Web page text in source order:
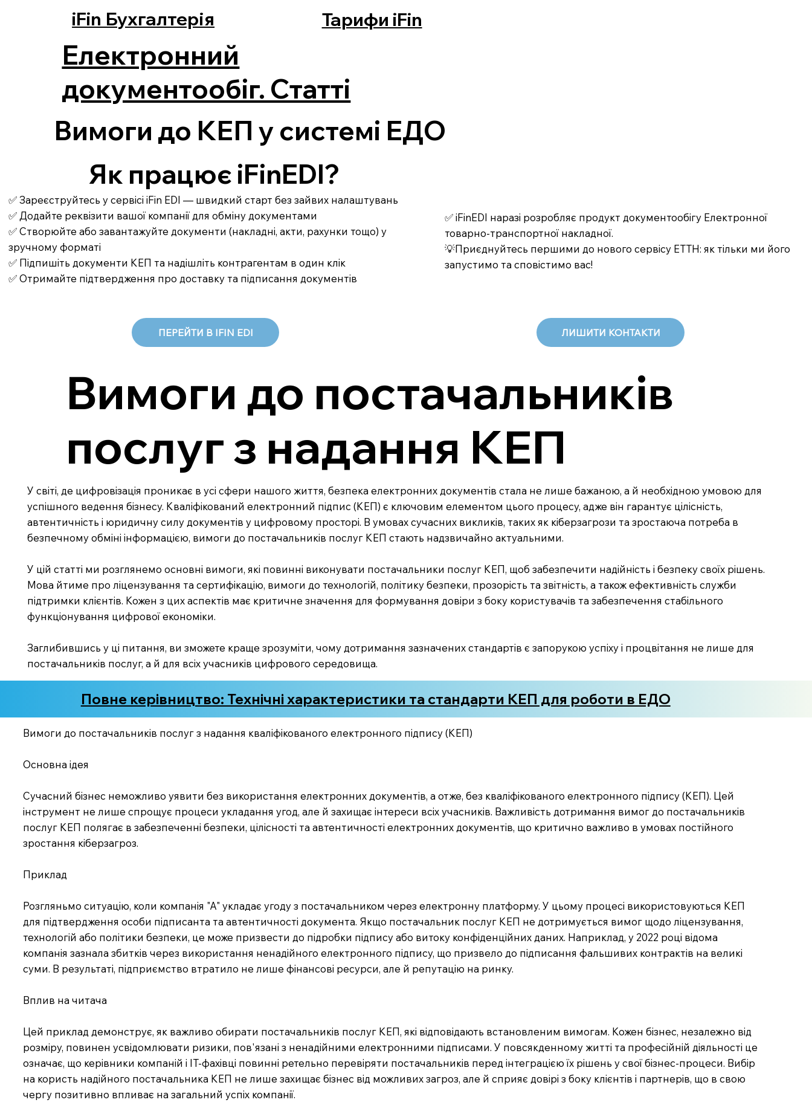
iFin Бухгалтерія Тарифи iFin
Електронний
документообіг. Статті
Вимоги до КЕП у системі ЕДО
✅ Зареєструйтесь у сервісі iFin EDI — швидкий старт без зайвих налаштувань
✅ Додайте реквізити вашої компанії для обміну документами
✅ Створюйте або завантажуйте документи (накладні, акти, рахунки тощо) у
зручному форматі
✅ Підпишіть документи КЕП та надішліть контрагентам в один клік
✅ Отримайте підтвердження про доставку та підписання документів
Як працює iFinEDI?
ПЕРЕЙТИ В IFIN EDI
✅ iFinEDI наразі розробляє продукт документообігу Електронної
товарно-транспортної накладної.
💡Приєднуйтесь першими до нового сервісу ЕТТН: як тільки ми його
запустимо та сповістимо вас!
ЛИШИТИ КОНТАКТИ
Вимоги до постачальників
послуг з надання КЕП
У світі, де цифровізація проникає в усі сфери нашого життя, безпека електронних документів стала не лише бажаною, а й необхідною умовою для
успішного ведення бізнесу. Кваліфікований електронний підпис (КЕП) є ключовим елементом цього процесу, адже він гарантує цілісність,
автентичність і юридичну силу документів у цифровому просторі. В умовах сучасних викликів, таких як кіберзагрози та зростаюча потреба в
безпечному обміні інформацією, вимоги до постачальників послуг КЕП стають надзвичайно актуальними.
У цій статті ми розглянемо основні вимоги, які повинні виконувати постачальники послуг КЕП, щоб забезпечити надійність і безпеку своїх рішень.
Мова йтиме про ліцензування та сертифікацію, вимоги до технологій, політику безпеки, прозорість та звітність, а також ефективність служби
підтримки клієнтів. Кожен з цих аспектів має критичне значення для формування довіри з боку користувачів та забезпечення стабільного
функціонування цифрової економіки.
Заглибившись у ці питання, ви зможете краще зрозуміти, чому дотримання зазначених стандартів є запорукою успіху і процвітання не лише для
постачальників послуг, а й для всіх учасників цифрового середовища.
Повне керівництво: Технічні характеристики та стандарти КЕП для роботи в ЕДО
Вимоги до постачальників послуг з надання кваліфікованого електронного підпису (КЕП)
Основна ідея
Сучасний бізнес неможливо уявити без використання електронних документів, а отже, без кваліфікованого електронного підпису (КЕП). Цей
інструмент не лише спрощує процеси укладання угод, але й захищає інтереси всіх учасників. Важливість дотримання вимог до постачальників
послуг КЕП полягає в забезпеченні безпеки, цілісності та автентичності електронних документів, що критично важливо в умовах постійного
зростання кіберзагроз.
Приклад
Розгляньмо ситуацію, коли компанія "А" укладає угоду з постачальником через електронну платформу. У цьому процесі використовуються КЕП
для підтвердження особи підписанта та автентичності документа. Якщо постачальник послуг КЕП не дотримується вимог щодо ліцензування,
технологій або політики безпеки, це може призвести до підробки підпису або витоку конфіденційних даних. Наприклад, у 2022 році відома
компанія зазнала збитків через використання ненадійного електронного підпису, що призвело до підписання фальшивих контрактів на великі
суми. В результаті, підприємство втратило не лише фінансові ресурси, але й репутацію на ринку.
Вплив на читача
Цей приклад демонструє, як важливо обирати постачальників послуг КЕП, які відповідають встановленим вимогам. Кожен бізнес, незалежно від
розміру, повинен усвідомлювати ризики, пов'язані з ненадійними електронними підписами. У повсякденному житті та професійній діяльності це
означає, що керівники компаній і IT-фахівці повинні ретельно перевіряти постачальників перед інтеграцією їх рішень у свої бізнес-процеси. Вибір
на користь надійного постачальника КЕП не лише захищає бізнес від можливих загроз, але й сприяє довірі з боку клієнтів і партнерів, що в свою
чергу позитивно впливає на загальний успіх компанії.